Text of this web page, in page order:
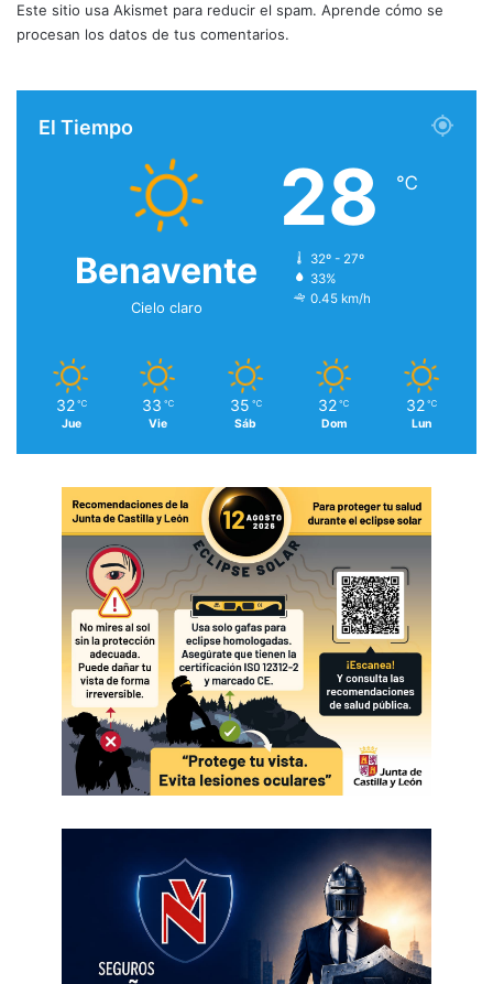
Este sitio usa Akismet para reducir el spam. Aprende cómo se
procesan los datos de tus comentarios.
El Tiempo
Benavente
Cielo claro
28 ℃
32º - 27º
33%
0.45 km/h
32 ℃
Jue
33 ℃
Vie
35 ℃
Sáb
32 ℃
Dom
32 ℃
Lun